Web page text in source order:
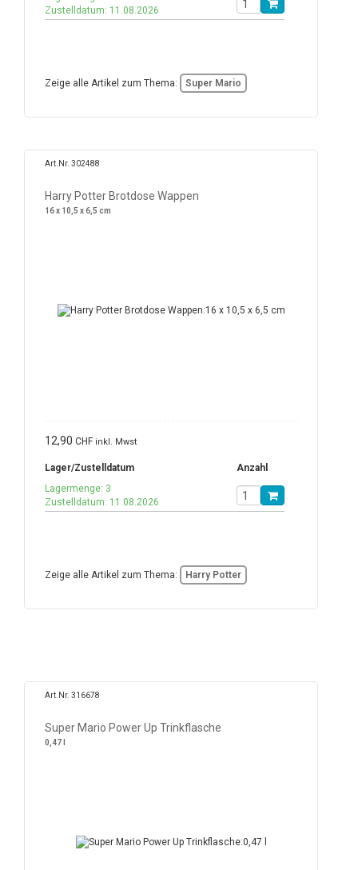
Zustelldatum: 11.08.2026
Zeige alle Artikel zum Thema: Super Mario
Art.Nr. 302488
Harry Potter Brotdose Wappen
16 x 10,5 x 6,5 cm
12,90 CHF inkl. Mwst
Lager/Zustelldatum
Anzahl
Lagermenge: 3
Zustelldatum: 11.08.2026
Zeige alle Artikel zum Thema: Harry Potter
Art.Nr. 316678
Super Mario Power Up Trinkflasche
0,47 l